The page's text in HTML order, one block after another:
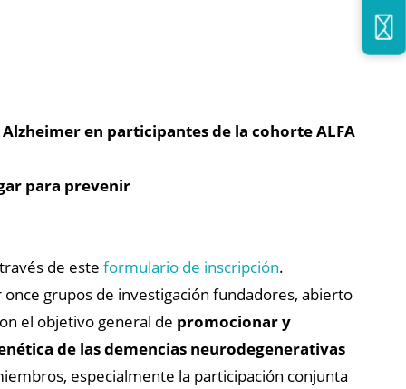
en participantes de la cohorte ALFA
para prevenir
de este formulario de inscripción.
grupos de investigación fundadores, abierto
el objetivo general de promocionar y
de las demencias neurodegenerativas
especialmente la participación conjunta